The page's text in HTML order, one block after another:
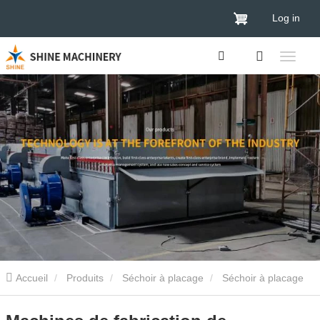
Log in
Accueil Produits Séchoir à placage Séchoir à placage
de contreplaqué Machines de fabrication de contreplaqué à